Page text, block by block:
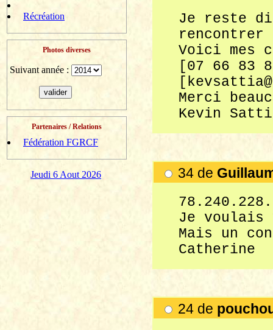
Récréation
Photos diverses
Suivant année :
Partenaires / Relations
Fédération FGRCF
Jeudi 6 Aout 2026
Je reste
rencontrer
Voici mes
[07 66 83
Merci
Kevin
34 de
Je voulais
Mais un
Catherine
24 de